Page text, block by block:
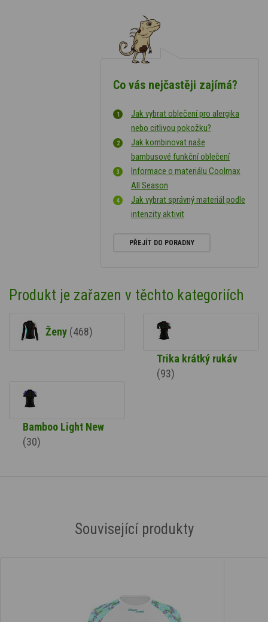
Co vás nejčastěji zajímá?
Jak vybrat oblečení pro alergika
nebo citlivou pokožku?
Jak kombinovat naše
bambusové funkční oblečení
Informace o materiálu Coolmax
All Season
Jak vybrat správný materiál podle
intenzity aktivit
PŘEJÍT DO PORADNY
Produkt je zařazen v těchto kategoriích
Ženy (468)
Trika krátký rukáv
(93)
Bamboo Light New
(30)
Související produkty